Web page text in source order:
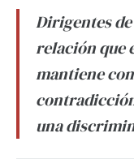
Dirigentes
relación que
mantiene
una